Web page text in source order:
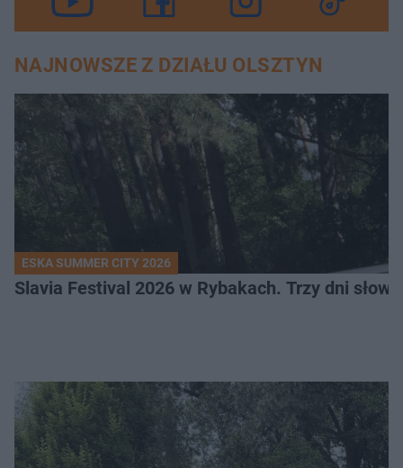
NAJNOWSZE Z DZIAŁU OLSZTYN
ESKA SUMMER CITY 2026
Slavia Festival 2026 w Rybakach. Trzy dni